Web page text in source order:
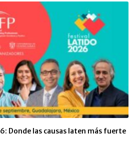
Donde las causas laten más fuerte